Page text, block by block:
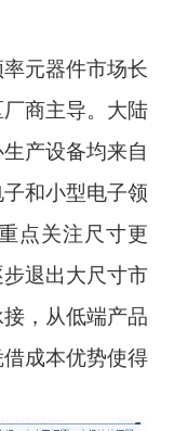
元器件市场长
商主导。大陆
产设备均来自
和小型电子领
点关注尺寸更
退出大尺寸市
，从低端产品
成本优势使得